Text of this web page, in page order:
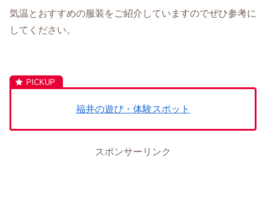
気温とおすすめの服装をご紹介していますのでぜひ参考に
してください。
福井の遊び・体験スポット
スポンサーリンク